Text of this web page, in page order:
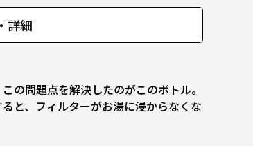
詳細
の問題点を解決したのがこのボトル。
と、フィルターがお湯に浸からなくな